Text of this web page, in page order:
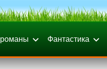
Фантастика